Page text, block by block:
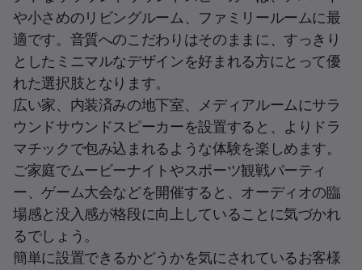
や小さめのリビングルーム、ファミリールームに最
適です。音質へのこだわりはそのままに、すっきり
としたミニマルなデザインを好まれる方にとって優
れた選択肢となります。
広い家、内装済みの地下室、メディアルームにサラ
ウンドサウンドスピーカーを設置すると、よりドラ
マチックで包み込まれるような体験を楽しめます。
ご家庭でムービーナイトやスポーツ観戦パーティ
ー、ゲーム大会などを開催すると、オーディオの臨
場感と没入感が格段に向上していることに気づかれ
るでしょう。
簡単に設置できるかどうかを気にされているお客様